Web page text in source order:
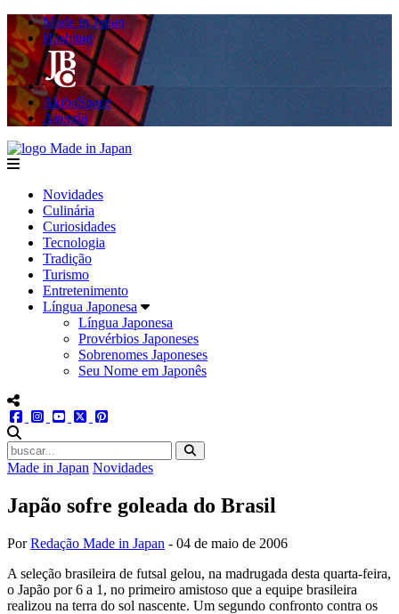
Made in Japan
Hashitag
AkibaSpace
Agenda
menu
Novidades
Culinária
Curiosidades
Tecnologia
Tradição
Turismo
Entretenimento
Língua Japonesa
Língua Japonesa
Provérbios Japoneses
Sobrenomes Japoneses
Seu Nome em Japonês
menu redes social
facebookinstagram
youtube
twitter
Made in Japan Novidades
Japão sofre goleada do Brasil
PorRedação Made in Japan - 04 de maio de 2006
A seleção brasileira de futsal gelou, na madrugada desta quarta-feira,
o Japão por 6 a 1, no primeiro amistoso que a equipe brasileira
realizou na terra do sol nascente. Um segundo confronto contra os